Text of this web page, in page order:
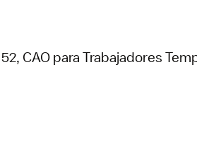
CAO para Trabajadores